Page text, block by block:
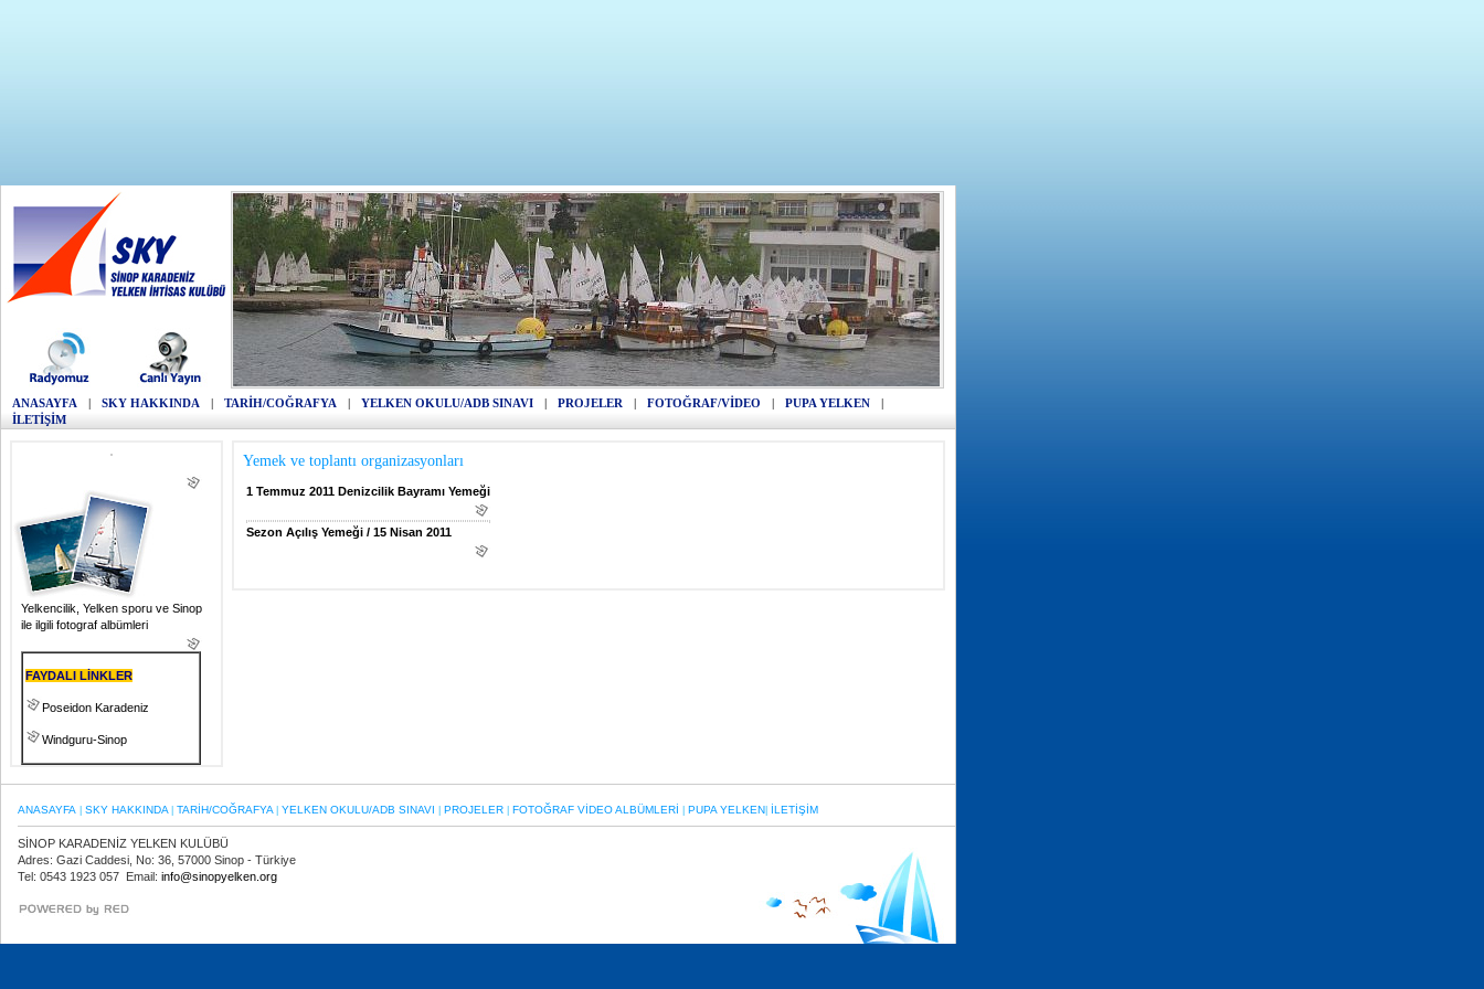
ANASAYFA | SKY HAKKINDA | TARİH/COĞRAFYA | YELKEN OKULU/ADB SINAVI | PROJELER | FOTOĞRAF/VİDEO | PUPA YELKEN
|
İLETİŞİM
Yelkencilik, Yelken sporu ve Sinop
ile ilgili fotograf albümleri
FAYDALI LİNKLER
Poseidon Karadeniz
Windguru-Sinop
Yemek ve toplantı organizasyonları
1 Temmuz 2011 Denizcilik Bayramı Yemeği
Sezon Açılış Yemeği / 15 Nisan 2011
ANASAYFA SKY HAKKINDA TARİH/COĞRAFYA YELKEN OKULU/ADB SINAVI PROJELER FOTOĞRAF VİDEO ALBÜMLERİ PUPA YELKEN İLETİŞİM
SİNOP KARADENİZ YELKEN KULÜBÜ
Adres: Gazi Caddesi, No: 36, 57000 Sinop - Türkiye
Tel: 0543 1923 057 Email: info@sinopyelken.org